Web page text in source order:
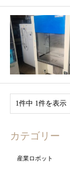
1件中 1件を表示
カテゴリー
産業ロボット